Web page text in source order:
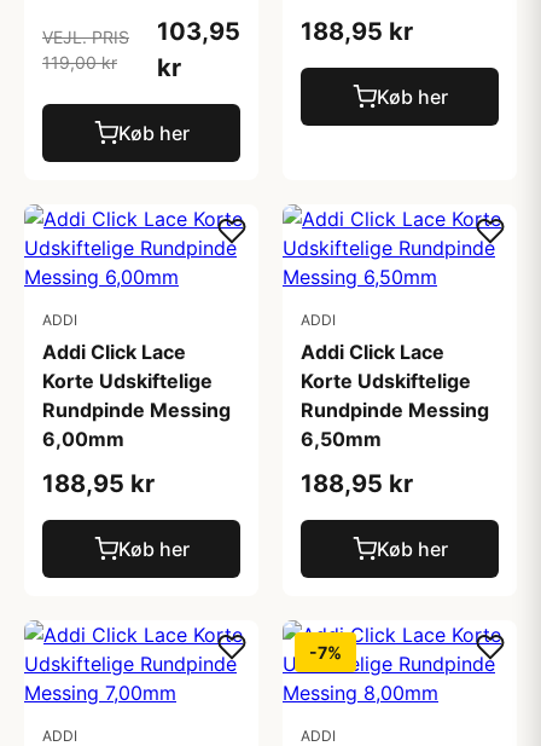
VEJL. PRIS
119,00 kr
103,95
kr
Køb her
188,95 kr
Køb her
ADDI
Addi Click Lace
Korte Udskiftelige
Rundpinde Messing
6,00mm
188,95 kr
Køb her
ADDI
Addi Click Lace
Korte Udskiftelige
Rundpinde Messing
6,50mm
188,95 kr
Køb her
ADDI
-7%
ADDI